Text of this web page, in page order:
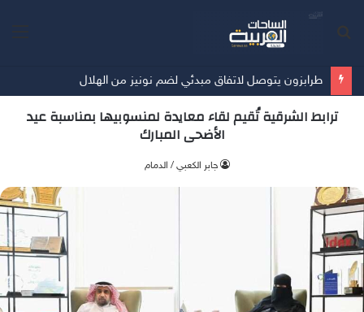
طرابزون يتوصل لاتفاق مبدئي لضم نونيز من الهلال
ترابط الشرقية تُقيم لقاء معايدة لمنسوبيها بمناسبة عيد
الأضحى المبارك
جابر الكعبي / الدمام